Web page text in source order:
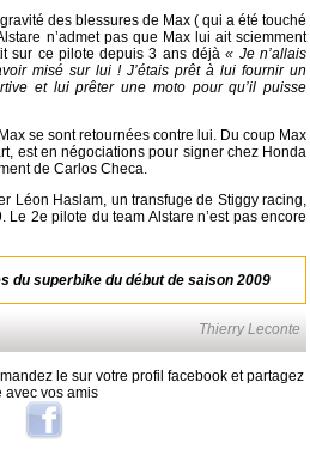
des blessures de Max ( qui a été touché
n’admet pas que Max lui ait sciemment
sur ce pilote depuis 3 ans déjà« Je n’allais
misé sur lui ! J’étais prêt à lui fournir un
et lui prêter une moto pour qu’il puisse
se sont retournées contre lui. Du coup Max
est en négociations pour signer chez Honda
de Carlos Checa.
Léon Haslam, un transfuge de Stiggy racing,
2e pilote du team Alstare n’est pas encore
du superbike du début de saison 2009
Thierry Leconte
le sur votre profil facebook et partagez
avec vos amis